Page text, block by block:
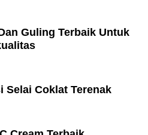
Guling Terbaik Untuk
Selai Coklat Terenak